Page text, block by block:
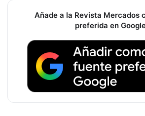
Añade a la Revista Mercados
preferida en